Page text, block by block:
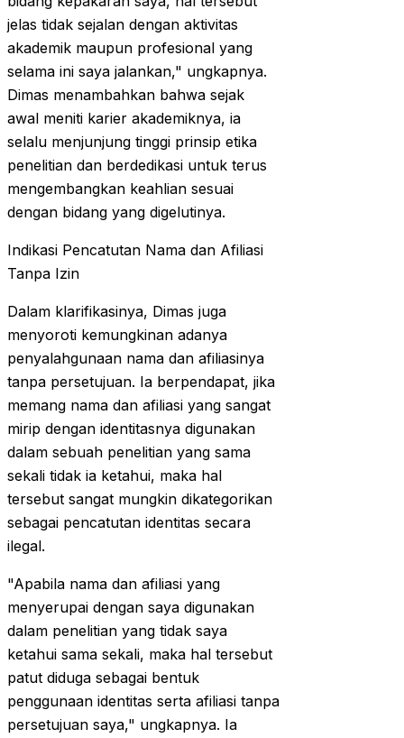
jelas tidak sejalan dengan aktivitas
akademik maupun profesional yang
selama ini saya jalankan," ungkapnya.
Dimas menambahkan bahwa sejak
awal meniti karier akademiknya, ia
selalu menjunjung tinggi prinsip etika
penelitian dan berdedikasi untuk terus
mengembangkan keahlian sesuai
dengan bidang yang digelutinya.
Indikasi Pencatutan Nama dan Afiliasi
Tanpa Izin
Dalam klarifikasinya, Dimas juga
menyoroti kemungkinan adanya
penyalahgunaan nama dan afiliasinya
tanpa persetujuan. Ia berpendapat, jika
memang nama dan afiliasi yang sangat
mirip dengan identitasnya digunakan
dalam sebuah penelitian yang sama
sekali tidak ia ketahui, maka hal
tersebut sangat mungkin dikategorikan
sebagai pencatutan identitas secara
ilegal.
"Apabila nama dan afiliasi yang
menyerupai dengan saya digunakan
dalam penelitian yang tidak saya
ketahui sama sekali, maka hal tersebut
patut diduga sebagai bentuk
penggunaan identitas serta afiliasi tanpa
persetujuan saya," ungkapnya. Ia